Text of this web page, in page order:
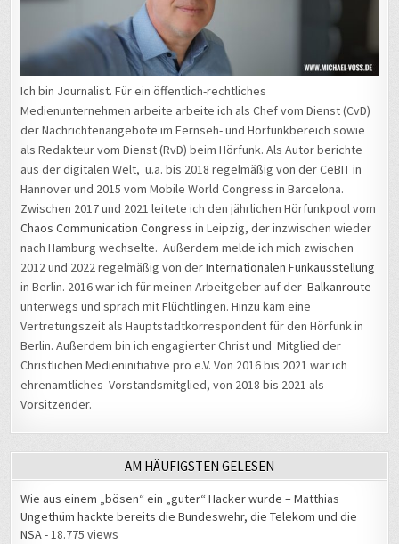
Ich bin Journalist. Für ein öffentlich-rechtliches
Medienunternehmen arbeite arbeite ich als Chef vom Dienst (CvD)
der Nachrichtenangebote im Fernseh- und Hörfunkbereich sowie
als Redakteur vom Dienst (RvD) beim Hörfunk. Als Autor berichte
aus der digitalen Welt, u.a. bis 2018 regelmäßig von der CeBIT in
Hannover und 2015 vom Mobile World Congress in Barcelona.
Zwischen 2017 und 2021 leitete ich den jährlichen Hörfunkpool vom
Chaos Communication Congress in Leipzig, der inzwischen wieder
nach Hamburg wechselte. Außerdem melde ich mich zwischen
2012 und 2022 regelmäßig von derInternationalen Funkausstellung
in Berlin. 2016 war ich für meinen Arbeitgeber auf derBalkanroute
unterwegs und sprach mit Flüchtlingen. Hinzu kam eine
Vertretungszeit als Hauptstadtkorrespondent für den Hörfunk in
Berlin. Außerdem bin ich engagierter Christ und Mitglied der
Christlichen Medieninitiative pro e.V. Von 2016 bis 2021 war ich
ehrenamtliches Vorstandsmitglied, von 2018 bis 2021 als
Vorsitzender.
AM HÄUFIGSTEN GELESEN
Wie aus einem „bösen“ ein „guter“ Hacker wurde – Matthias
Ungethüm hackte bereits die Bundeswehr, die Telekom und die
NSA- 18.775 views